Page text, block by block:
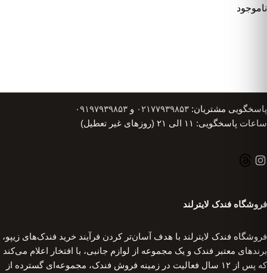
ناموجود
پاسخگویی مشتریان: ۰۲۱۷۷۹۳۹۸۵۳ و ۰۹۱۹۷۹۳۹۸۵۳
ساعات پاسخگویی: ۱۱ الی ۲۱ (روزهای غیر تعطیل)
فروشگاه فندک لایترلند
فروشگاه فندک لایترلند با هدف آسان‌تر کردن فرآیند خرید فندک‌های زیپو،
برندهای معتبر فندک و یک مجموعه از لوازم جانبی، با افتخار اعلام می‌کند
که پس از ۱۲ سال فعالیت در زمینه فروش فندک، مجموعه‌ای گسترده از